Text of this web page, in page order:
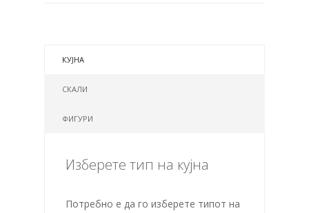
КУЈНА
СКАЛИ
ФИГУРИ
Изберете тип на кујна
Потребно е да го изберете типот на